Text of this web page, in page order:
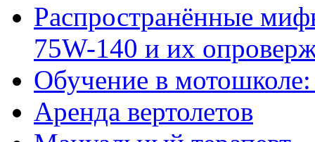
Распространённые
75W-140 и их
Обучение в
Аренда вертолетов